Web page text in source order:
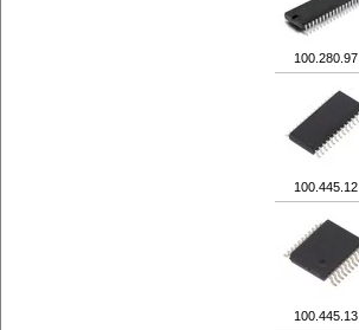
100.280.97
100.445.12
100.445.13